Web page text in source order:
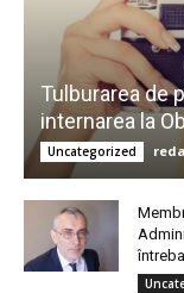
Tulburarea de
internarea la
Uncategorized